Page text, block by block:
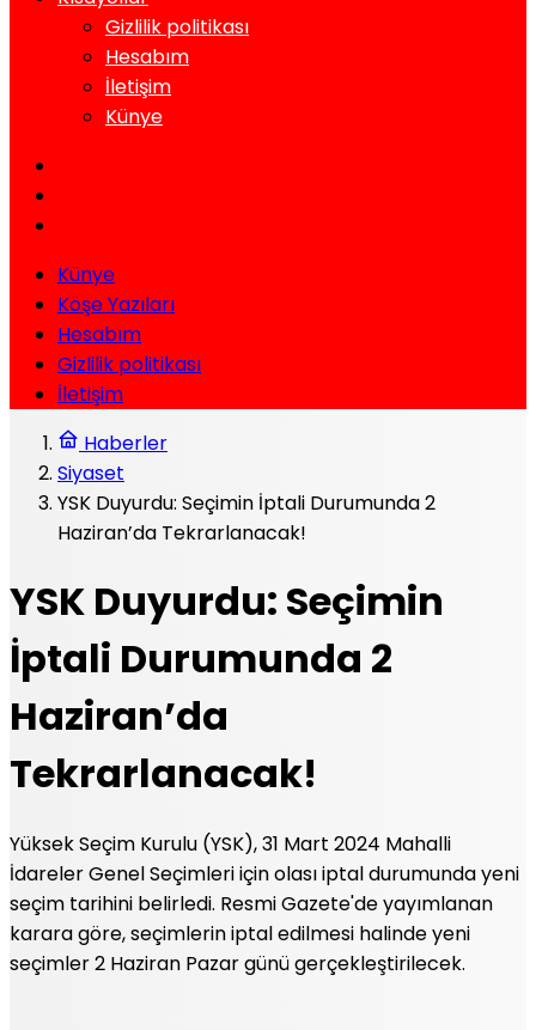
Gizlilik politikası
Hesabım
İletişim
Künye
Künye
Köşe Yazıları
Hesabım
Gizlilik politikası
İletişim
Haberler
Siyaset
YSK Duyurdu: Seçimin İptali Durumunda 2
Haziran’da Tekrarlanacak!
YSK Duyurdu: Seçimin
İptali Durumunda 2
Haziran’da
Tekrarlanacak!
Yüksek Seçim Kurulu (YSK), 31 Mart 2024 Mahalli
İdareler Genel Seçimleri için olası iptal durumunda yeni
seçim tarihini belirledi. Resmi Gazete'de yayımlanan
karara göre, seçimlerin iptal edilmesi halinde yeni
seçimler 2 Haziran Pazar günü gerçekleştirilecek.